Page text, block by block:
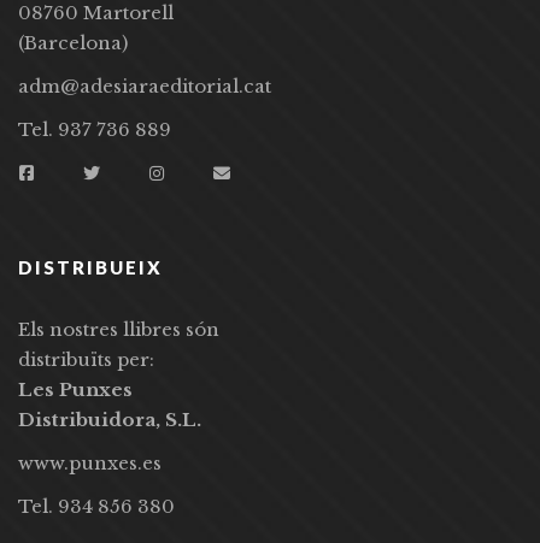
08760 Martorell
(Barcelona)
adm@adesiaraeditorial.cat
Tel. 937 736 889
DISTRIBUEIX
Els nostres llibres són
distribuïts per:
Les Punxes
Distribuidora, S.L.
www.punxes.es
Tel. 934 856 380